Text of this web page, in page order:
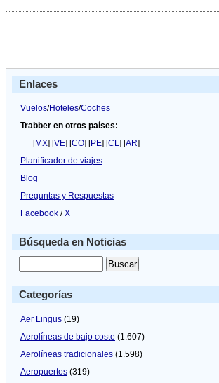
Enlaces
Vuelos/Hoteles/Coches
Trabber en otros países:
[MX] [VE] [CO] [PE] [CL] [AR]
Planificador de viajes
Blog
Preguntas y Respuestas
Facebook /X
Búsqueda en Noticias
Categorías
Aer Lingus (19)
Aerolíneas de bajo coste (1.607)
Aerolíneas tradicionales (1.598)
Aeropuertos (319)